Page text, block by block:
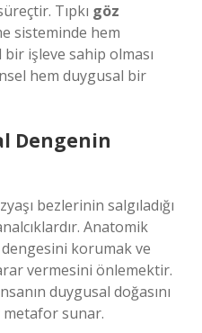
Tıpkı göz
sisteminde hem
işleve sahip olması
hem duygusal bir
Dengenin
bezlerinin salgıladığı
Anatomik
korumak ve
vermesini önlemektir.
duygusal doğasını
metafor sunar.